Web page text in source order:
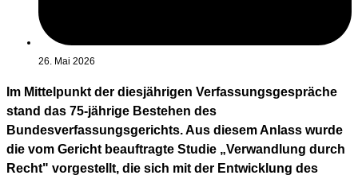
26. Mai 2026
Im Mittelpunkt der diesjährigen Verfassungsgespräche
stand das 75-jährige Bestehen des
Bundesverfassungsgerichts. Aus diesem Anlass wurde
die vom Gericht beauftragte Studie „Verwandlung durch
Recht" vorgestellt, die sich mit der Entwicklung des